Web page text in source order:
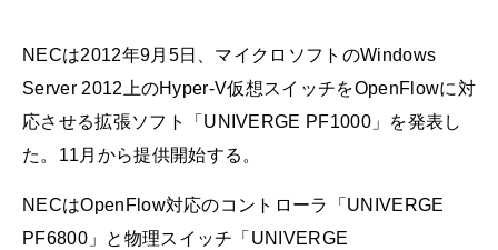
NECは2012年9月5日、マイクロソフトのWindows
Server 2012上のHyper-V仮想スイッチをOpenFlowに対
応させる拡張ソフト「UNIVERGE PF1000」を発表し
た。11月から提供開始する。
NECはOpenFlow対応のコントローラ「UNIVERGE
PF6800」と物理スイッチ「UNIVERGE